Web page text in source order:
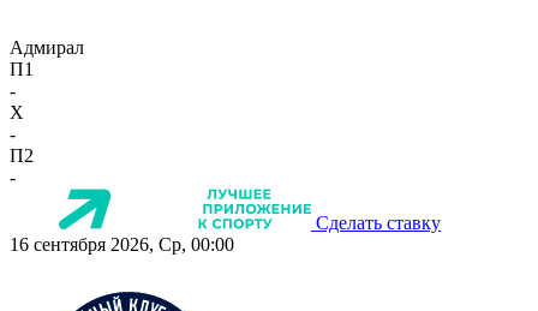
Адмирал
П1
-
X
-
П2
-
Сделать ставку
16 сентября 2026, Ср, 00:00